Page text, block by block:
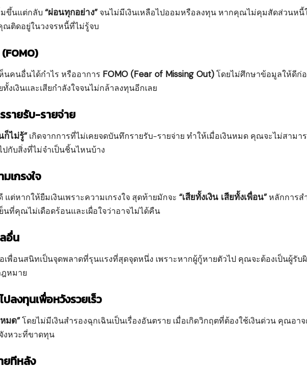
ขึ้นแต่กลับ “ผ่อนทุกอย่าง”จนไม่มีเงินเหลือไปออมหรือลงทุน หากคุณไม่คุมสัดส่วนหนี้
ณติดอยู่ในวงจรหนี้ที่ไม่รู้จบ
นคนอื่นได้กำไร หรืออาการ FOMO (Fear of Missing Out)โดยไม่ศึกษาข้อมูลให้ดีก่
งเงินและเสียกำลังใจจนไม่กล้าลงทุนอีกเลย
รายรับ-รายจ่าย
ก็ไม่รู้”เกิดจากการที่ไม่เคยจดบันทึกรายรับ-รายจ่าย ทำให้เมื่อเงินหมด คุณจะไม่สามา
ปกับสิ่งที่ไม่จำเป็นชิ้นไหนบ้าง
เกรงใจ
แต่หากให้ยืมเงินเพราะความเกรงใจ สุดท้ายมักจะ “เสียทั้งเงิน เสียทั้งเพื่อน”หลักการส
นที่คุณไม่เดือดร้อนและเผื่อใจว่าอาจไม่ได้คืน
อื่น
พื่อนสนิทเป็นจุดพลาดที่รุนแรงที่สุดจุดหนึ่ง เพราะหากผู้กู้หายตัวไป คุณจะต้องเป็นผู้รับ
หมาย
ลงทุนเพื่อหวังรวยเร็ว
มด”โดยไม่มีเงินสำรองฉุกเฉินเป็นเรื่องอันตราย เมื่อเกิดวิกฤตที่ต้องใช้เงินด่วน คุณอา
งหวะที่ขาดทุน
ยทีหลัง